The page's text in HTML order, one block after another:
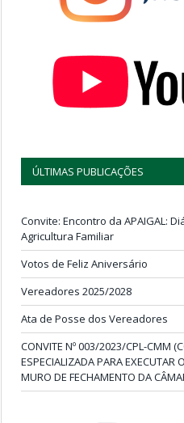
ÚLTIMAS PUBLICAÇÕES
Convite: Encontro da APAIGAL:
Agricultura Familiar
Votos de Feliz Aniversário
Vereadores 2025/2028
Ata de Posse dos Vereadores
CONVITE Nº 003/2023/CPL-CMM
ESPECIALIZADA PARA EXECUTAR
MURO DE FECHAMENTO DA